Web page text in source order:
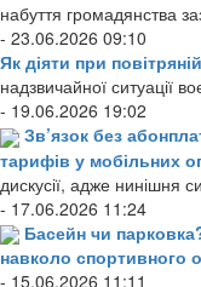
набуття громадянства
- 23.06.2026 09:10
Як діяти при
надзвичайної ситуації
- 19.06.2026 19:02
Зв’язок без
тарифів у мобільних
дискусії, адже нинішня
- 17.06.2026 11:24
Басейн чи
навколо спортивного
- 15.06.2026 11:11